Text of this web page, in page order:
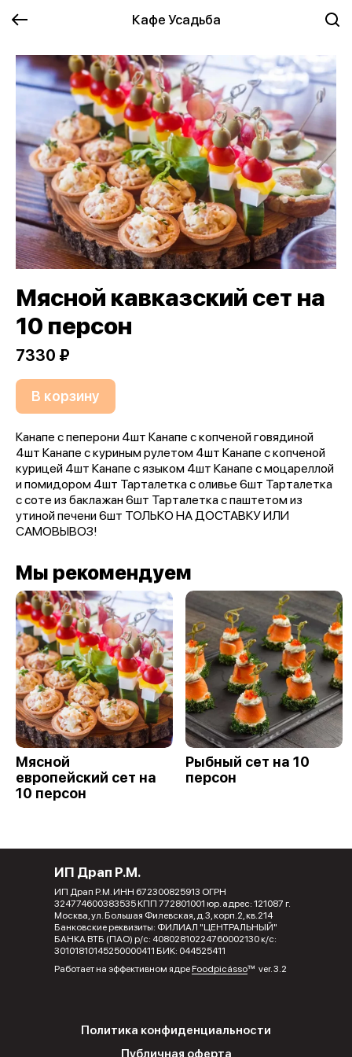
Кафе Усадьба
Мясной кавказский сет на
10 персон
7330 ₽
В корзину
Канапе с пеперони 4шт Канапе с копченой говядиной
4шт Канапе с куриным рулетом 4шт Канапе с копченой
курицей 4шт Канапе с языком 4шт Канапе с моцареллой
и помидором 4шт Тарталетка с оливье 6шт Тарталетка
с соте из баклажан 6шт Тарталетка с паштетом из
утиной печени 6шт ТОЛЬКО НА ДОСТАВКУ ИЛИ
САМОВЫВОЗ!
Мы рекомендуем
Мясной
европейский сет на
10 персон
Рыбный сет на 10
персон
ИП Драп Р.М.
ИП Драп Р.М. ИНН 672300825913 ОГРН
324774600383535 КПП 772801001 юр. адрес: 121087 г.
Москва, ул. Большая Филевская, д.3, корп.2, кв.214
Банковские реквизиты: ФИЛИАЛ "ЦЕНТРАЛЬНЫЙ"
БАНКА ВТБ (ПАО) р/с: 40802810224760002130 к/с:
30101810145250000411 БИК: 044525411
Работает на эффективном ядреFoodpicássover. 3.2
Политика конфиденциальности
Публичная оферта